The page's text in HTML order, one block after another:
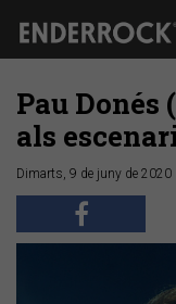
Pau Donés
als
Dimarts, 9 de juny de 2020
Anterior